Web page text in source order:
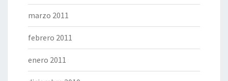
marzo 2011
febrero 2011
enero 2011